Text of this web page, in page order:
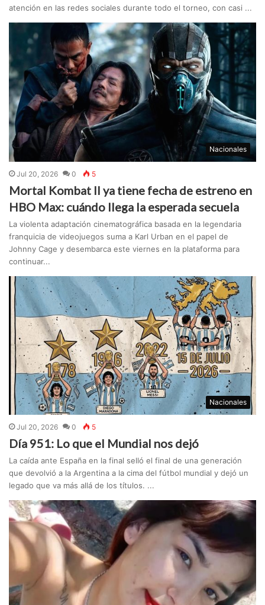
atención en las redes sociales durante todo el torneo, con casi ...
Nacionales
Jul 20, 2026 0 5
Mortal Kombat II ya tiene fecha de estreno en
HBO Max: cuándo llega la esperada secuela
La violenta adaptación cinematográfica basada en la legendaria
franquicia de videojuegos suma a Karl Urban en el papel de
Johnny Cage y desembarca este viernes en la plataforma para
continuar...
Nacionales
Jul 20, 2026 0 5
Día 951: Lo que el Mundial nos dejó
La caída ante España en la final selló el final de una generación
que devolvió a la Argentina a la cima del fútbol mundial y dejó un
legado que va más allá de los títulos. ...